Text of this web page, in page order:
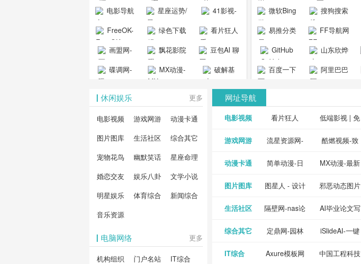
山东欣烨化工有限公
航-办公运营
院-哪吒影院
提供最新、
最全的高清
电影、电视
剧、动漫和
综艺节目免
台内容丰
富，更新快
速，支持在
线观看，满
需求，提供
无广告、高
画-官网
_www.copymango.com_
动漫综合
电影导航
- 免费看电影
就来这！ | 快
导航网-免费
看电影就来
量免费看电
影网站！
星座运势/
最星座/美国
神婆星座网
41影视-
聚合最近好
看的电视剧
最新电影网
站-41影视为
成全短剧电
视剧、电视
看的电视
剧、最新的
看，神马影
院每天更新
动作片、 喜
剧片、爱情
FreeOK-
FreeOK影视
官网-最新影
视资源|追剧
绿色下载
吧
看片狂人
- 高清视频资
源免费在线
观看
画盟网-
画师联盟官
_huashilm.com_
动漫综合
飘花影院
网
豆包AI 聊
天智能对话
网页版入口
碟调网-
提供最新电
视剧和2025
的在线观
看，快来碟
调电影网在
热门影视作
品吧！
MX动漫-
破解基
整合当前互
联网最新最
软件免费下
载、资源免
术教程学习
与交流平
解软件、整
微软Bing
搜狗搜索
引擎
易推分类
目录网
FF导航网
GitHub
山东欣烨
生物科技有
百度一下
阿里巴巴
休闲娱乐 更多
电影视频 游戏网游
动漫卡通
图片图库
生活社区
综合其它
宠物花鸟
幽默笑话
星座命理
婚恋交友
娱乐八卦
文学小说
明星娱乐
体育综合
新闻综合
音乐资源
电脑网络 更多
机构组织 门户名站
IT综合
网址导航
电影视频 看片狂人 低端影视 | 免
费高清在线电
影电视剧观看
游戏网游 流星资源网-
流星蝴蝶剑官
网资源下载站
酷燃视频-致
力于打造中国
领先的优质短
节目视频
动漫卡通 简单动漫-日
本动画BT下载
站
MX动漫-最新
最全动漫免费
在线观看
图片图库 图星人 - 设计
图片素材免费
下载网站
邪恶动态图片
大全
生活社区 隔壁网-nas论
坛|nas1.cn|nas1|nas
社区|PT网
AI毕业论文写
作-AI毕业设
计-AI答辩问题
综合其它 定鼎网-园林
景观建筑室内
iSlideAI-一键
生成PPT模板
IT综合 Axure模板网 中国工程科技